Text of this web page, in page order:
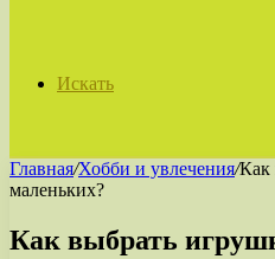
Искать
Главная/Хобби и увлечения/Как
маленьких?
Как выбрать